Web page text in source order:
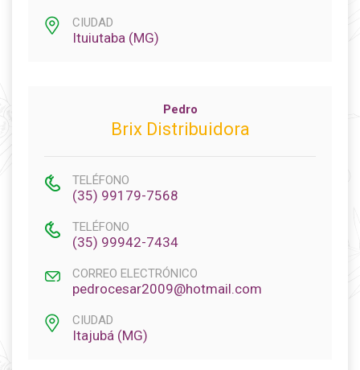
CIUDAD
Ituiutaba (MG)
Pedro
Brix Distribuidora
TELÉFONO
(35) 99179-7568
TELÉFONO
(35) 99942-7434
CORREO ELECTRÓNICO
pedrocesar2009@hotmail.com
CIUDAD
Itajubá (MG)